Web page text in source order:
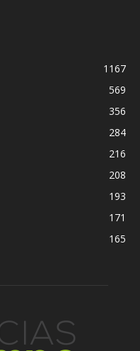
1167
569
356
284
216
208
193
171
165